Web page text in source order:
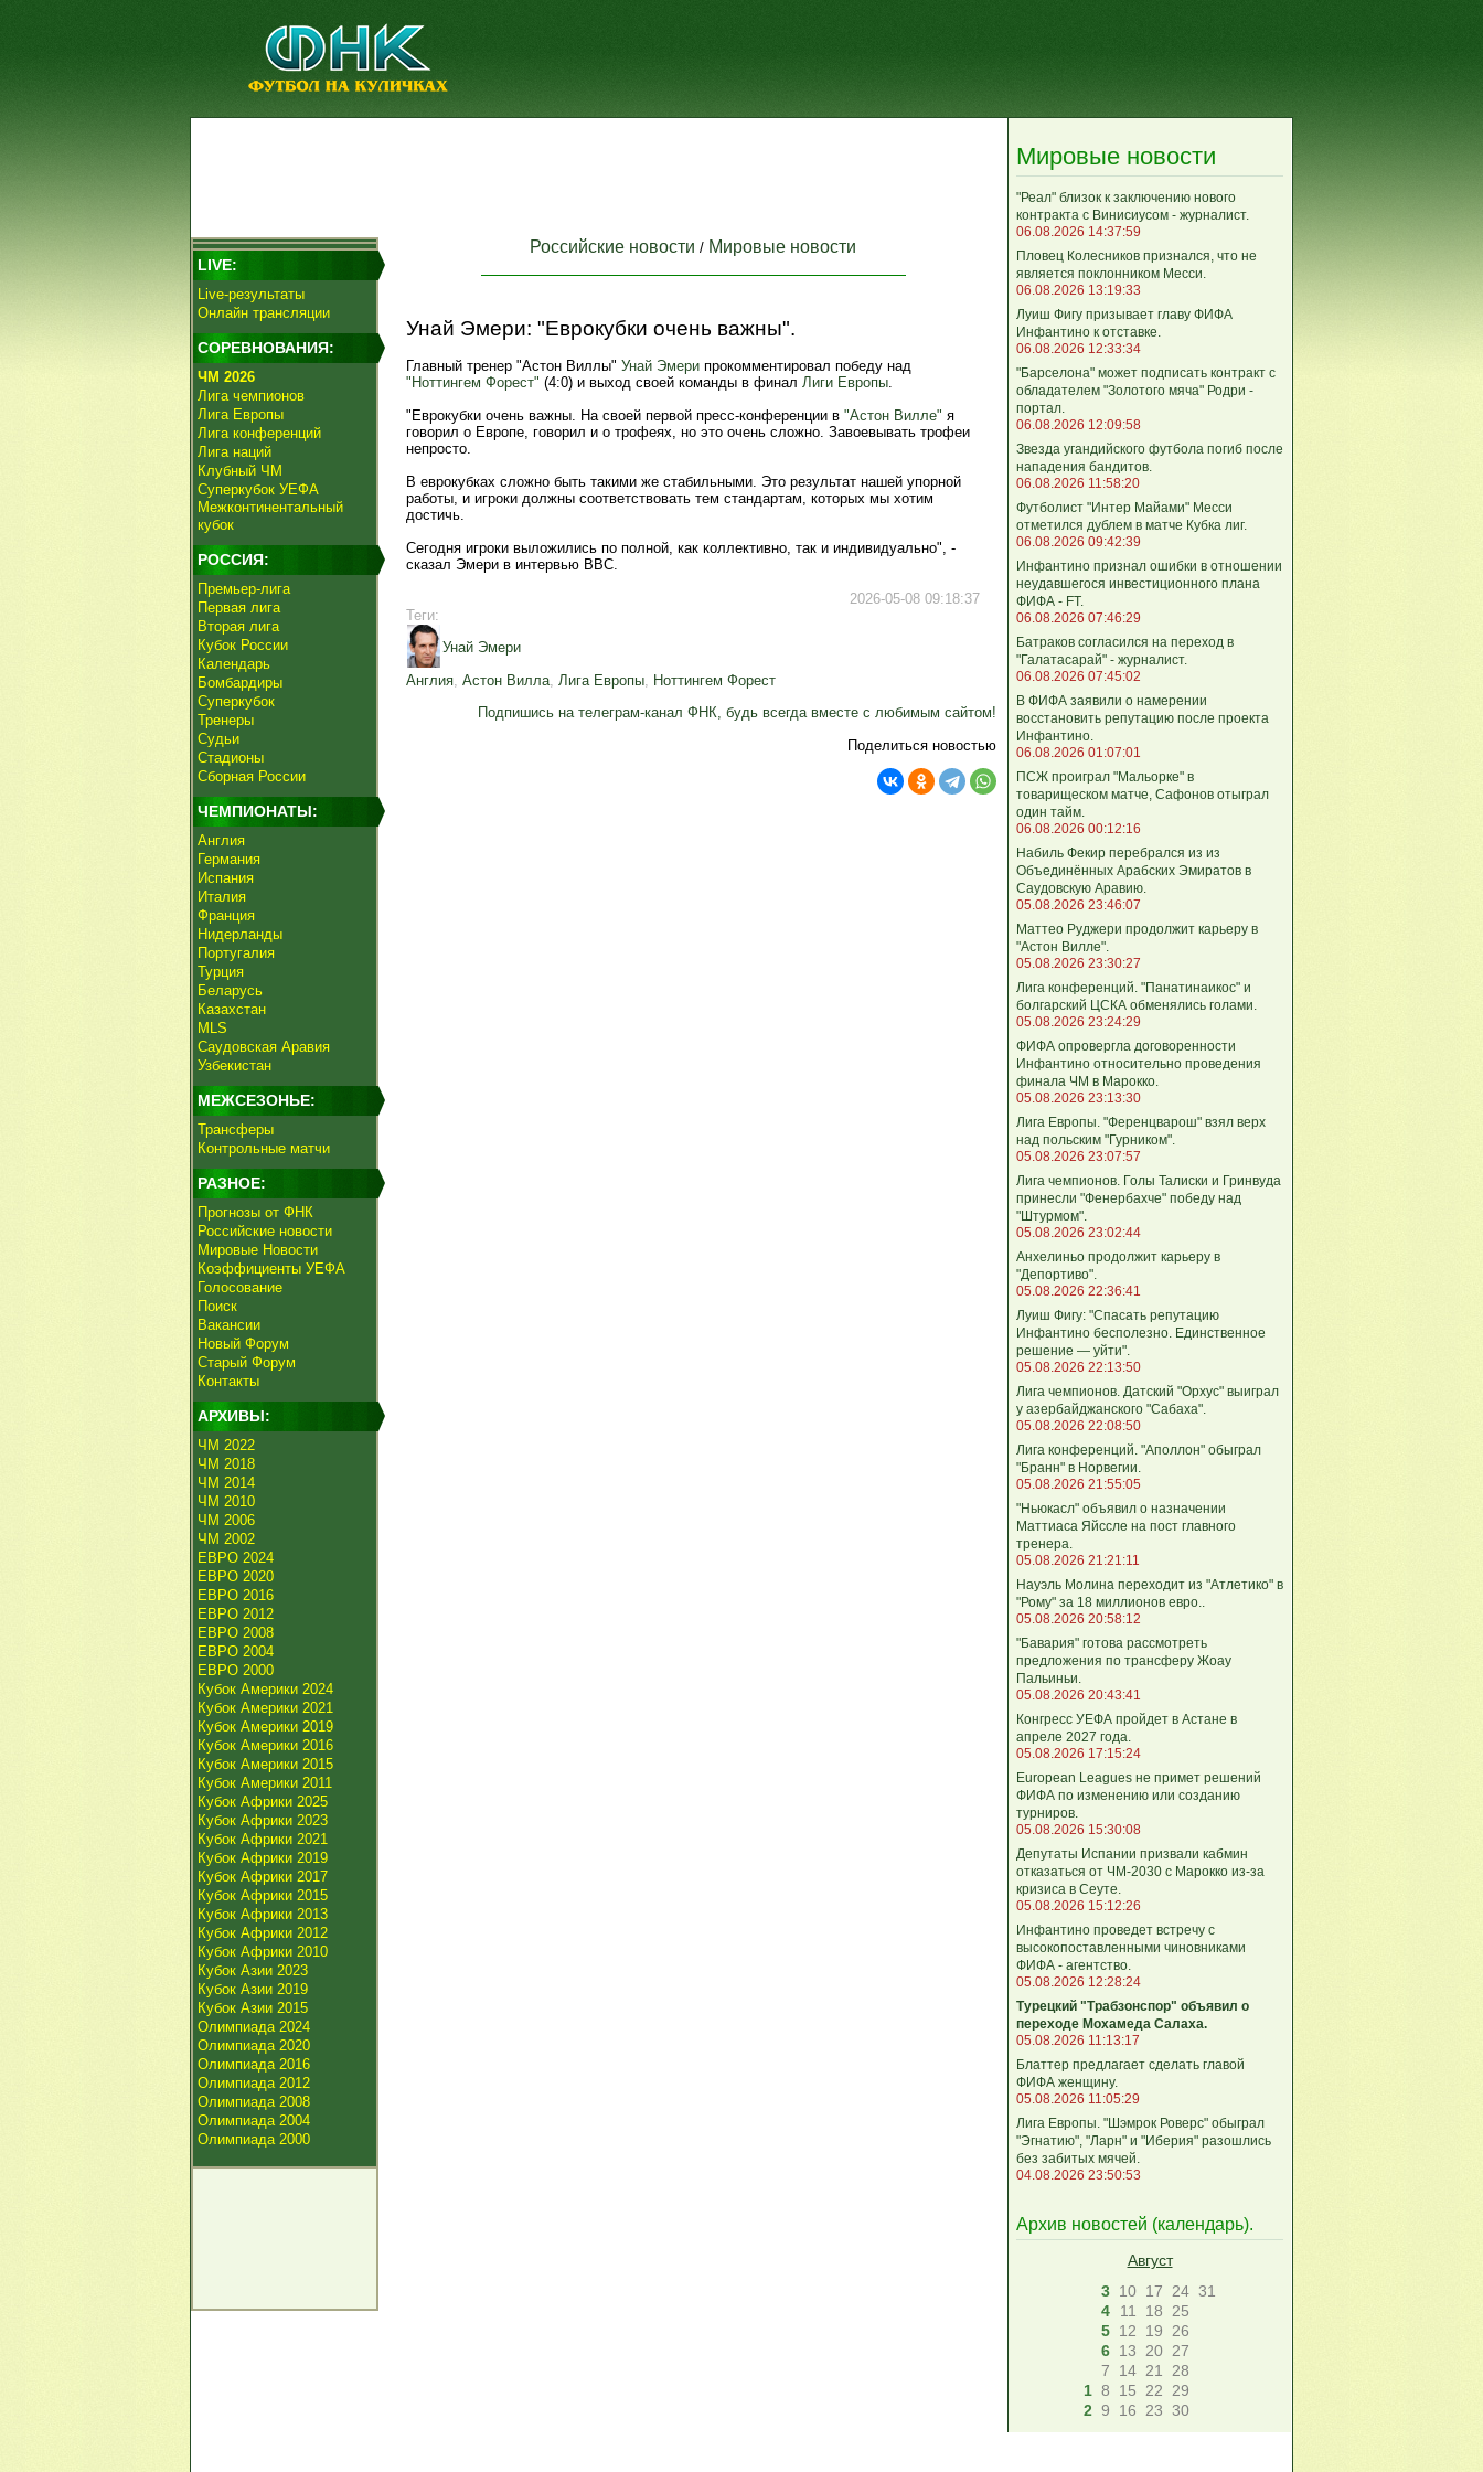
LIVE:
Live-результаты
Онлайн трансляции
СОРЕВНОВАНИЯ:
ЧМ 2026
Лига чемпионов
Лига Европы
Лига конференций
Лига наций
Клубный ЧМ
Суперкубок УЕФА
Межконтинентальный
кубок
РОССИЯ:
Премьер-лига
Первая лига
Вторая лига
Кубок России
Календарь
Бомбардиры
Суперкубок
Тренеры
Судьи
Стадионы
Сборная России
ЧЕМПИОНАТЫ:
Англия
Германия
Испания
Италия
Франция
Нидерланды
Португалия
Турция
Беларусь
Казахстан
MLS
Саудовская Аравия
Узбекистан
МЕЖСЕЗОНЬЕ:
Трансферы
Контрольные матчи
РАЗНОЕ:
Прогнозы от ФНК
Российские новости
Мировые Новости
Коэффициенты УЕФА
Голосование
Поиск
Вакансии
Новый Форум
Старый Форум
Контакты
АРХИВЫ:
ЧМ 2022
ЧМ 2018
ЧМ 2014
ЧМ 2010
ЧМ 2006
ЧМ 2002
ЕВРО 2024
ЕВРО 2020
ЕВРО 2016
ЕВРО 2012
ЕВРО 2008
ЕВРО 2004
ЕВРО 2000
Кубок Америки 2024
Кубок Америки 2021
Кубок Америки 2019
Кубок Америки 2016
Кубок Америки 2015
Кубок Америки 2011
Кубок Африки 2025
Кубок Африки 2023
Кубок Африки 2021
Кубок Африки 2019
Кубок Африки 2017
Кубок Африки 2015
Кубок Африки 2013
Кубок Африки 2012
Кубок Африки 2010
Кубок Азии 2023
Кубок Азии 2019
Кубок Азии 2015
Олимпиада 2024
Олимпиада 2020
Олимпиада 2016
Олимпиада 2012
Олимпиада 2008
Олимпиада 2004
Олимпиада 2000
Российские новости / Мировые новости
Унай Эмери: "Еврокубки очень важны".
Главный тренер "Астон Виллы" Унай Эмери прокомментировал победу над
"Ноттингем Форест" (4:0) и выход своей команды в финал Лиги Европы.
"Еврокубки очень важны. На своей первой пресс-конференции в "Астон Вилле" я
говорил о Европе, говорил и о трофеях, но это очень сложно. Завоевывать трофеи
непросто.
В еврокубках сложно быть такими же стабильными. Это результат нашей упорной
работы, и игроки должны соответствовать тем стандартам, которых мы хотим
достичь.
Сегодня игроки выложились по полной, как коллективно, так и индивидуально", -
сказал Эмери в интервью BBC.
2026-05-08 09:18:37
Теги:
Унай Эмери
Англия, Астон Вилла, Лига Европы, Ноттингем Форест
Подпишись на телеграм-канал ФНК, будь всегда вместе с любимым сайтом!
Поделиться новостью
Мировые новости
"Реал" близок к заключению нового
контракта с Винисиусом - журналист.
06.08.2026 14:37:59
Пловец Колесников признался, что не
является поклонником Месси.
06.08.2026 13:19:33
Луиш Фигу призывает главу ФИФА
Инфантино к отставке.
06.08.2026 12:33:34
"Барселона" может подписать контракт с
обладателем "Золотого мяча" Родри -
портал.
06.08.2026 12:09:58
Звезда угандийского футбола погиб после
нападения бандитов.
06.08.2026 11:58:20
Футболист "Интер Майами" Месси
отметился дублем в матче Кубка лиг.
06.08.2026 09:42:39
Инфантино признал ошибки в отношении
неудавшегося инвестиционного плана
ФИФА - FT.
06.08.2026 07:46:29
Батраков согласился на переход в
"Галатасарай" - журналист.
06.08.2026 07:45:02
В ФИФА заявили о намерении
восстановить репутацию после проекта
Инфантино.
06.08.2026 01:07:01
ПСЖ проиграл "Мальорке" в
товарищеском матче, Сафонов отыграл
один тайм.
06.08.2026 00:12:16
Набиль Фекир перебрался из из
Объединённых Арабских Эмиратов в
Саудовскую Аравию.
05.08.2026 23:46:07
Маттео Руджери продолжит карьеру в
"Астон Вилле".
05.08.2026 23:30:27
Лига конференций. "Панатинаикос" и
болгарский ЦСКА обменялись голами.
05.08.2026 23:24:29
ФИФА опровергла договоренности
Инфантино относительно проведения
финала ЧМ в Марокко.
05.08.2026 23:13:30
Лига Европы. "Ференцварош" взял верх
над польским "Гурником".
05.08.2026 23:07:57
Лига чемпионов. Голы Талиски и Гринвуда
принесли "Фенербахче" победу над
"Штурмом".
05.08.2026 23:02:44
Анхелиньо продолжит карьеру в
"Депортиво".
05.08.2026 22:36:41
Луиш Фигу: "Спасать репутацию
Инфантино бесполезно. Единственное
решение — уйти".
05.08.2026 22:13:50
Лига чемпионов. Датский "Орхус" выиграл
у азербайджанского "Сабаха".
05.08.2026 22:08:50
Лига конференций. "Аполлон" обыграл
"Бранн" в Норвегии.
05.08.2026 21:55:05
"Ньюкасл" объявил о назначении
Маттиаса Яйссле на пост главного
тренера.
05.08.2026 21:21:11
Науэль Молина переходит из "Атлетико" в
"Рому" за 18 миллионов евро..
05.08.2026 20:58:12
"Бавария" готова рассмотреть
предложения по трансферу Жоау
Пальиньи.
05.08.2026 20:43:41
Конгресс УЕФА пройдет в Астане в
апреле 2027 года.
05.08.2026 17:15:24
European Leagues не примет решений
ФИФА по изменению или созданию
турниров.
05.08.2026 15:30:08
Депутаты Испании призвали кабмин
отказаться от ЧМ-2030 с Марокко из-за
кризиса в Сеуте.
05.08.2026 15:12:26
Инфантино проведет встречу с
высокопоставленными чиновниками
ФИФА - агентство.
05.08.2026 12:28:24
Турецкий "Трабзонспор" объявил о
переходе Мохамеда Салаха.
05.08.2026 11:13:17
Блаттер предлагает сделать главой
ФИФА женщину.
05.08.2026 11:05:29
Лига Европы. "Шэмрок Роверс" обыграл
"Эгнатию", "Ларн" и "Иберия" разошлись
без забитых мячей.
04.08.2026 23:50:53
Архив новостей (календарь).
Август
3 10 17 24 31
4
11 18
25
5 12 19
26
6 13 20 27
7
14 21
28
1 8 15 22
29
2 9 16 23 30